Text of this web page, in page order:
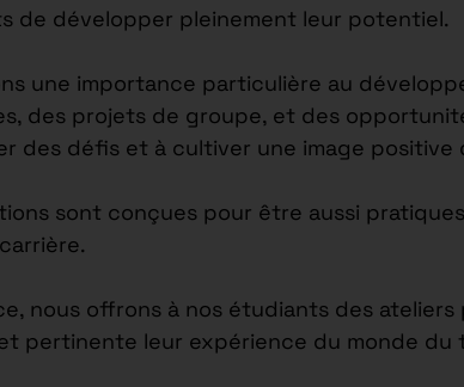
de développer pleinement leur potentiel.
une importance particulière au
des projets de groupe, et des
des défis et à cultiver une image positive
sont conçues pour être aussi
nous offrons à nos étudiants des
pertinente leur expérience du monde du